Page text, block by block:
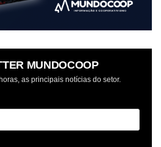
MUNDOCOOP
as principais notícias do setor.